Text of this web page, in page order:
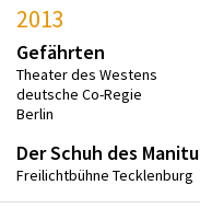
2013
Gefährten
Theater des Westens
deutsche Co-Regie
Berlin
Der Schuh des Manitu
Freilichtbühne Tecklenburg